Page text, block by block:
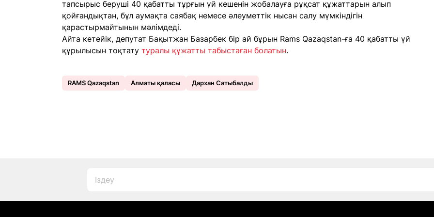
тапсырыс беруші 40 қабатты тұрғын үй кешенін жобалауға рұқсат құжаттарын алып
қойғандықтан, бұл аумақта саябақ немесе әлеуметтік нысан салу мүмкіндігін
қарастырмайтынын мәлімдеді.
Айта кетейік, депутат Бақытжан Базарбек бір ай бұрын Rams Qazaqstan-ға 40 қабатты үй
құрылысын тоқтату туралы құжатты табыстаған болатын.
RAMS Qazaqstan Алматы қаласы Дархан Сатыбалды